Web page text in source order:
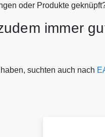
oder Produkte
immer
suchten auch nach